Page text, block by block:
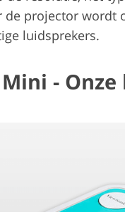
projector wordt
luidsprekers.
- Onze